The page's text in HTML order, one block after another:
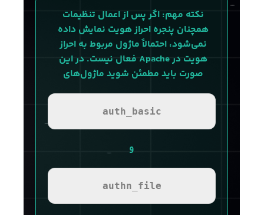
نکته مهم: اگر پس از اعمال تنظیمات
همچنان پنجره احراز هویت نمایش داده
نمی‌شود، احتمالاً ماژول مربوط به احراز
هویت در Apache فعال نیست. در این
صورت باید مطمئن شوید ماژول‌های
auth_basic
authn_file